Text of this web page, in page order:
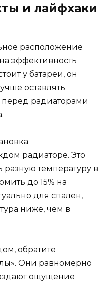
и лайфхаки
расположение
эффективность
у батареи, он
оставлять
перед радиаторами
радиаторе. Это
разную температуру в
до 15% на
для спален,
ниже, чем в
обратите
Они равномерно
ощущение